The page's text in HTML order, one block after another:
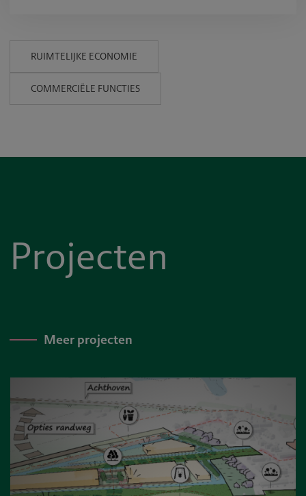
RUIMTELIJKE ECONOMIE
COMMERCIËLE FUNCTIES
Projecten
Meer projecten